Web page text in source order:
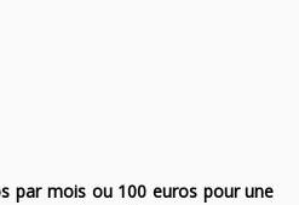
par mois ou 100 euros pour une